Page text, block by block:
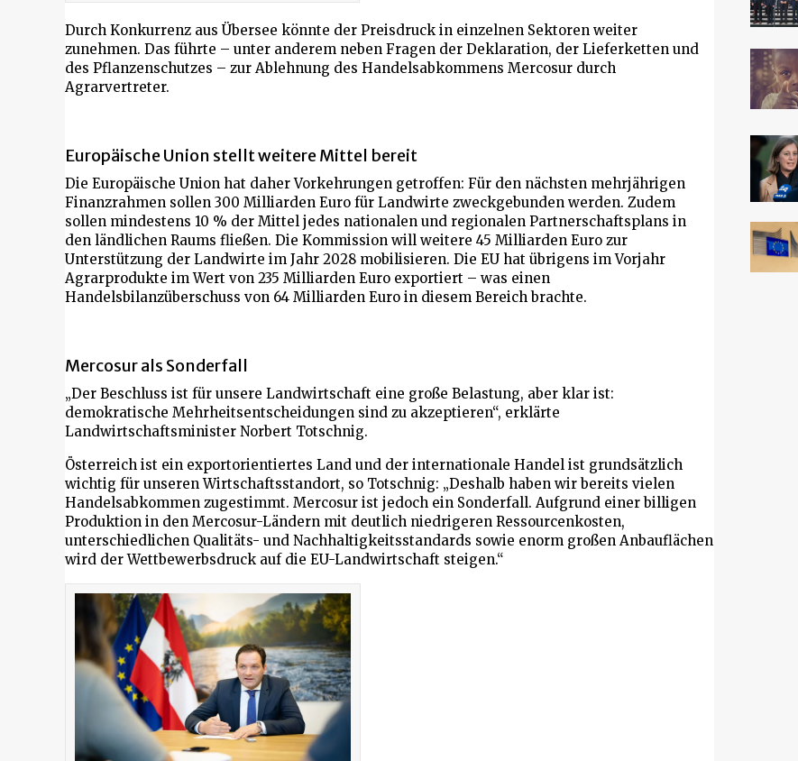
Durch Konkurrenz aus Übersee könnte der Preisdruck in einzelnen Sektoren weiter
zunehmen. Das führte – unter anderem neben Fragen der Deklaration, der Lieferketten und
des Pflanzenschutzes – zur Ablehnung des Handelsabkommens Mercosur durch
Agrarvertreter.
Europäische Union stellt weitere Mittel bereit
Die Europäische Union hat daher Vorkehrungen getroffen: Für den nächsten mehrjährigen
Finanzrahmen sollen 300 Milliarden Euro für Landwirte zweckgebunden werden. Zudem
sollen mindestens 10 % der Mittel jedes nationalen und regionalen Partnerschaftsplans in
den ländlichen Raums fließen. Die Kommission will weitere 45 Milliarden Euro zur
Unterstützung der Landwirte im Jahr 2028 mobilisieren. Die EU hat übrigens im Vorjahr
Agrarprodukte im Wert von 235 Milliarden Euro exportiert – was einen
Handelsbilanzüberschuss von 64 Milliarden Euro in diesem Bereich brachte.
Mercosur als Sonderfall
„Der Beschluss ist für unsere Landwirtschaft eine große Belastung, aber klar ist:
demokratische Mehrheitsentscheidungen sind zu akzeptieren“, erklärte
Landwirtschaftsminister Norbert Totschnig.
Österreich ist ein exportorientiertes Land und der internationale Handel ist grundsätzlich
wichtig für unseren Wirtschaftsstandort, so Totschnig: „Deshalb haben wir bereits vielen
Handelsabkommen zugestimmt. Mercosur ist jedoch ein Sonderfall. Aufgrund einer billigen
Produktion in den Mercosur-Ländern mit deutlich niedrigeren Ressourcenkosten,
unterschiedlichen Qualitäts- und Nachhaltigkeitsstandards sowie enorm großen Anbauflächen
wird der Wettbewerbsdruck auf die EU-Landwirtschaft steigen.“